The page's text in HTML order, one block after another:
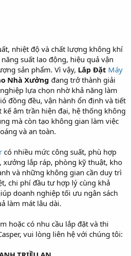
nhiệt độ và chất lượng không khí
suất lao động, hiệu quả vận
sản phẩm. Vì vậy, Lắp Đặt Máy
Nhà Xưởng đang trở thành giải
lựa chọn nhờ khả năng làm
đồng đều, vận hành ổn định và tiết
kế âm trần hiện đại, hệ thống không
mà còn tạo không gian làm việc
và an toàn.
có nhiều mức công suất, phù hợp
xưởng lắp ráp, phòng kỹ thuật, kho
và những không gian cần duy trì
chi phí đầu tư hợp lý cùng khả
doanh nghiệp tối ưu ngân sách
làm mát lâu dài.
hoặc có nhu cầu lắp đặt và thi
vui lòng liên hệ với chúng tôi: